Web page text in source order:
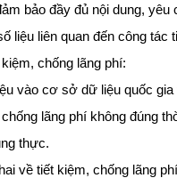
bảo đầy đủ nội dung, yêu
liệu liên quan đến công tác
chống lãng phí:
vào cơ sở dữ liệu quốc
lãng phí không đúng
thực.
về tiết kiệm, chống lãng